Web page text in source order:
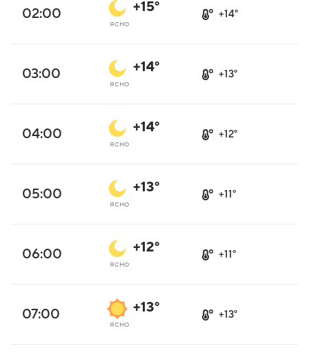
02:00 +15°
ясно
+14°
03:00 +14°
ясно
+13°
04:00 +14°
ясно
+12°
05:00 +13°
ясно
+11°
06:00 +12°
ясно
+11°
07:00 +13°
ясно
+13°